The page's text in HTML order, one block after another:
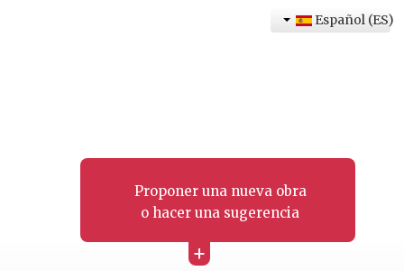
Proponer una nueva obra
o hacer una sugerencia
+
Español (ES)